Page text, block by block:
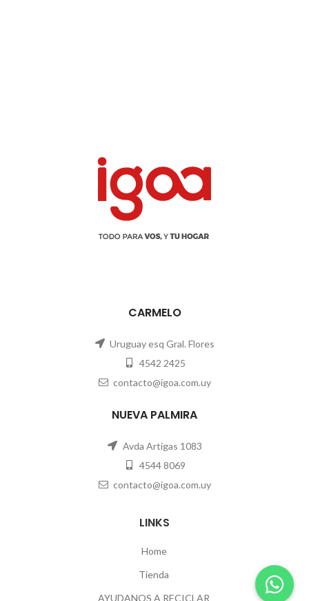
CARMELO
Uruguay esq Gral. Flores
4542 2425
contacto@igoa.com.uy
NUEVA PALMIRA
Avda Artigas 1083
4544 8069
contacto@igoa.com.uy
LINKS
Home
Tienda
AYUDANOS A RECICLAR